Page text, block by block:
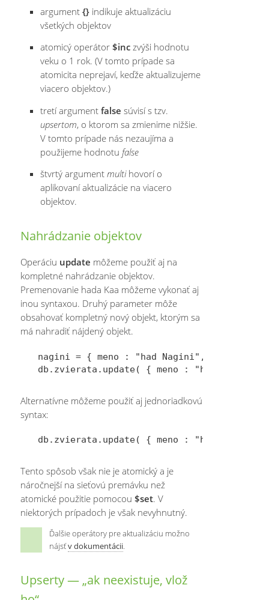
argument {}indikuje aktualizáciu
všetkých objektov
atomicý operátor $inczvýši hodnotu
veku o 1 rok. (V tomto prípade sa
atomicita neprejaví, keďže aktualizujeme
viacero objektov.)
tretí argument false súvisí s tzv.
upsertom, o ktorom sa zmienime nižšie.
V tomto prípade nás nezaujíma a
použijeme hodnotu false
štvrtý argument multihovorí o
aplikovaní aktualizácie na viacero
objektov.
Nahrádzanie objektov
Operáciu update môžeme použiť aj na
kompletné nahrádzanie objektov.
Premenovanie hada Kaa môžeme vykonať aj
inou syntaxou. Druhý parameter môže
obsahovať kompletný nový objekt, ktorým sa
má nahradiť nájdený objekt.
nagini = { meno : "had Nagini", vek : 27 }
Alternatívne môžeme použiť aj jednoriadkovú
syntax:
Tento spôsob však nie je atomický a je
náročnejší na sieťovú premávku než
atomické použitie pomocou$set. V
niektorých prípadoch je však nevyhnutný.
Ďalšie operátory pre aktualizáciu možno
nájsťv dokumentácii.
Upserty — „ak neexistuje, vlož